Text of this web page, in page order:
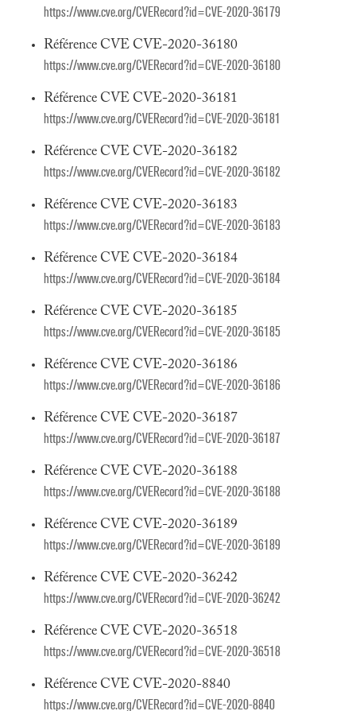
https://www.cve.org/CVERecord?id=CVE-2020-36179
Référence CVE CVE-2020-36180
https://www.cve.org/CVERecord?id=CVE-2020-36180
Référence CVE CVE-2020-36181
https://www.cve.org/CVERecord?id=CVE-2020-36181
Référence CVE CVE-2020-36182
https://www.cve.org/CVERecord?id=CVE-2020-36182
Référence CVE CVE-2020-36183
https://www.cve.org/CVERecord?id=CVE-2020-36183
Référence CVE CVE-2020-36184
https://www.cve.org/CVERecord?id=CVE-2020-36184
Référence CVE CVE-2020-36185
https://www.cve.org/CVERecord?id=CVE-2020-36185
Référence CVE CVE-2020-36186
https://www.cve.org/CVERecord?id=CVE-2020-36186
Référence CVE CVE-2020-36187
https://www.cve.org/CVERecord?id=CVE-2020-36187
Référence CVE CVE-2020-36188
https://www.cve.org/CVERecord?id=CVE-2020-36188
Référence CVE CVE-2020-36189
https://www.cve.org/CVERecord?id=CVE-2020-36189
Référence CVE CVE-2020-36242
https://www.cve.org/CVERecord?id=CVE-2020-36242
Référence CVE CVE-2020-36518
https://www.cve.org/CVERecord?id=CVE-2020-36518
Référence CVE CVE-2020-8840
https://www.cve.org/CVERecord?id=CVE-2020-8840